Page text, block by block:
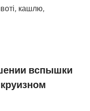
кашлю,
вспышки